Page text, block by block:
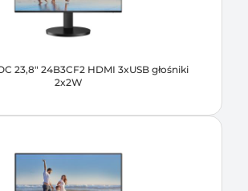
23,8" 24B3CF2 HDMI 3xUSB głośniki
2x2W